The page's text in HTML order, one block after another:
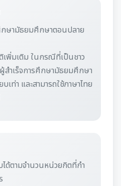
กษามัธยมศึกษาตอนปลาย
มเติม ในกรณีที่เป็นชาว
สําเร็จการศึกษามัธยมศึกษา
เท่า และสามารถใช้ภาษาไทย
ด้ตามจํานวนหน่วยกิตที่กํา